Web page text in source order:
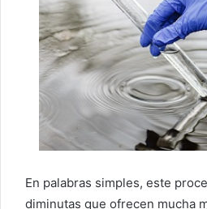
En palabras simples, este
diminutas que ofrecen mucha